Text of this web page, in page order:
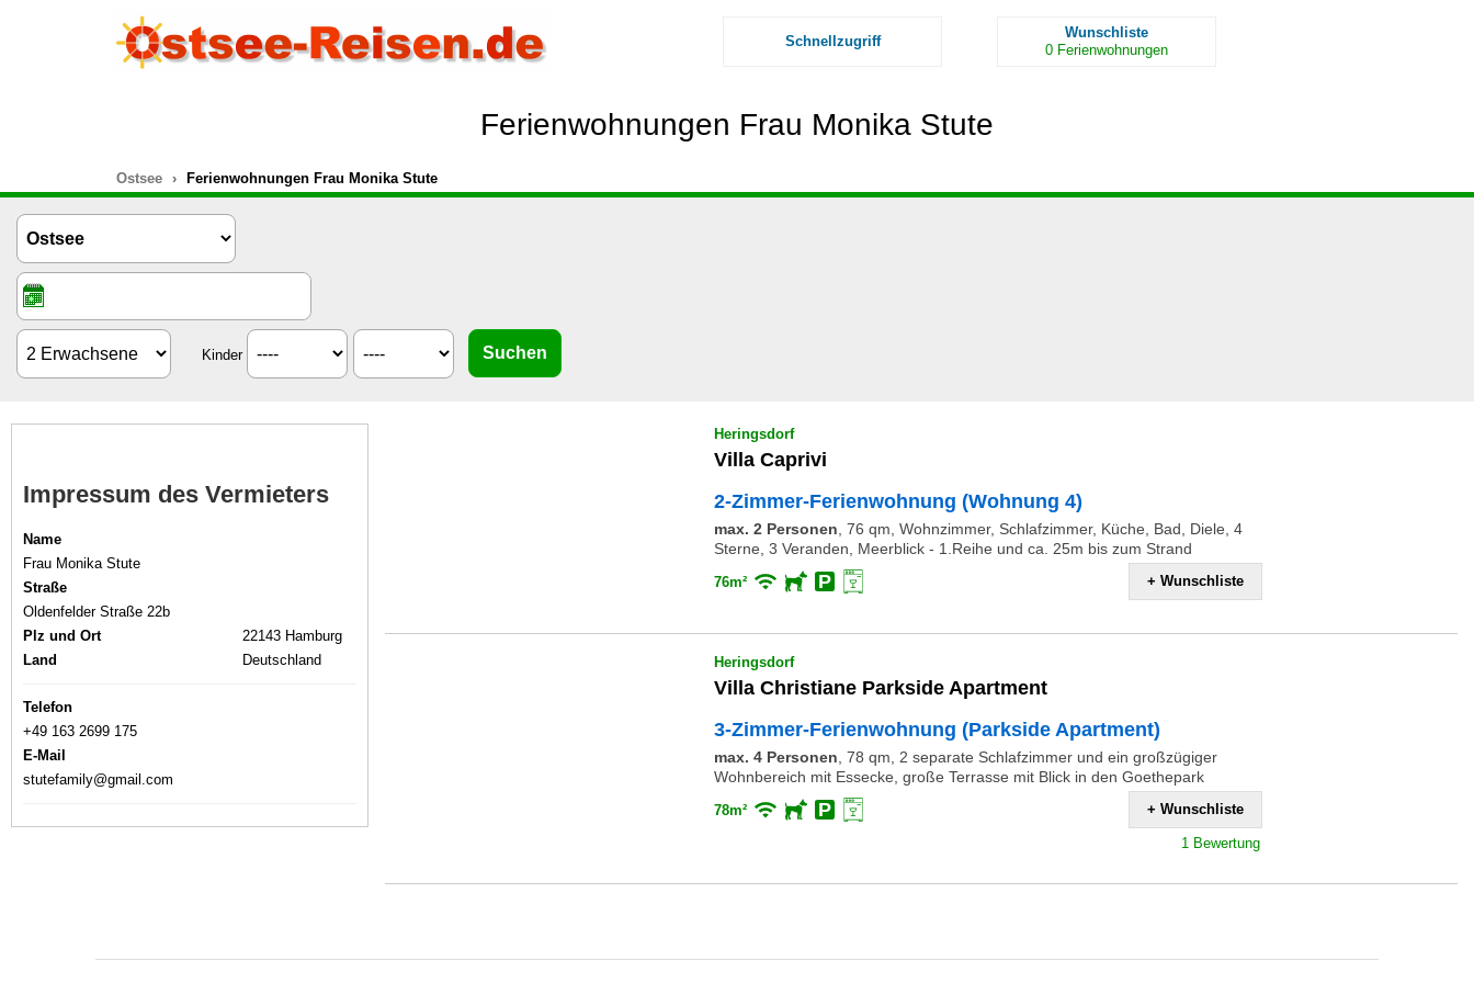
Schnellzugriff
Wunschliste
0 Ferienwohnungen
Ferienwohnungen Frau Monika Stute
Ostsee Ferienwohnungen Frau Monika Stute
Kinder
Impressum des Vermieters
Name
Frau Monika Stute
Straße
Oldenfelder Straße 22b
Plz und Ort
22143 Hamburg
Land
Deutschland
Telefon
+49 163 2699 175
E-Mail
stutefamily@gmail.com
Heringsdorf
Villa Caprivi
2-Zimmer-Ferienwohnung (Wohnung 4)
max. 2 Personen 76 qm, Wohnzimmer, Schlafzimmer, Küche, Bad, Diele, 4
Sterne, 3 Veranden, Meerblick - 1.Reihe und ca. 25m bis zum Strand
76m² + Wunschliste
Heringsdorf
Villa Christiane Parkside Apartment
3-Zimmer-Ferienwohnung (Parkside Apartment)
max. 4 Personen 78 qm, 2 separate Schlafzimmer und ein großzügiger
Wohnbereich mit Essecke, große Terrasse mit Blick in den Goethepark
78m² + Wunschliste
1 Bewertung